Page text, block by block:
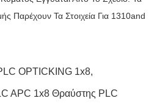
Παρέχουν Τα Στοιχεία Για 1310and
OPTICKING 1x8,
APC 1x8 Θραύστης PLC